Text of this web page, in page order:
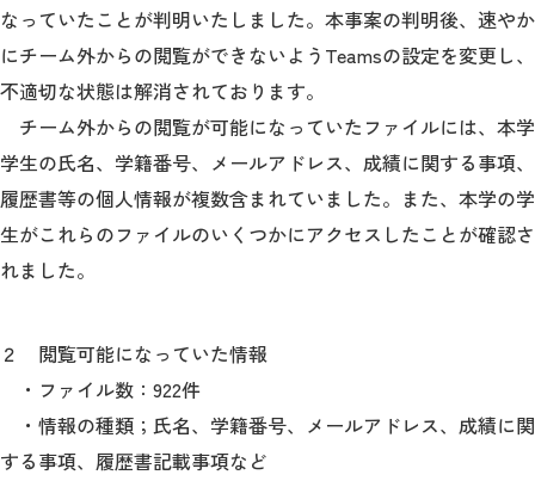
（外部サイト）
アクセス
キャンパス
案内
入試情報
お問合わせ 取材・撮影 資料請求
なっていたことが判明いたしました。本事案の判明後、速やか
にチーム外からの閲覧ができないようTeamsの設定を変更し、
不適切な状態は解消されております。
チーム外からの閲覧が可能になっていたファイルには、本学
学生の氏名、学籍番号、メールアドレス、成績に関する事項、
履歴書等の個人情報が複数含まれていました。また、本学の学
生がこれらのファイルのいくつかにアクセスしたことが確認さ
れました。
２ 閲覧可能になっていた情報
・ファイル数：922件
・情報の種類；氏名、学籍番号、メールアドレス、成績に関
する事項、履歴書記載事項など